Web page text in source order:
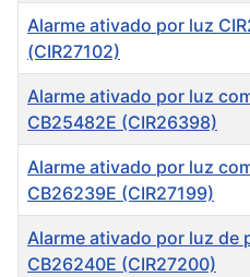
Alarme ativado por luz
(CIR27102)
Alarme ativado por luz
CB25482E (CIR26398)
Alarme ativado por luz
CB26239E (CIR27199)
Alarme ativado por luz de
CB26240E (CIR27200)